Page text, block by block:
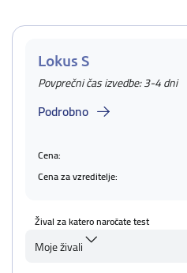
Lokus S
Povprečni čas izvedbe: 3-4 dni
Podrobno
Cena:
Cena za vzreditelje:
Žival za katero naročate test
Moje živali